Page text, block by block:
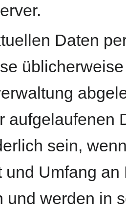
Daten
aufgelaufenen
sein,
und Umfang
und werden in